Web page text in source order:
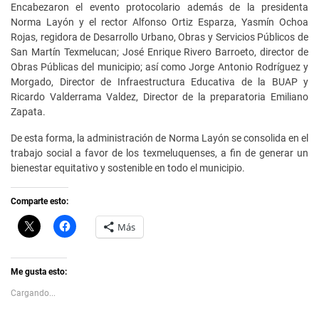
Encabezaron el evento protocolario además de la presidenta
Norma Layón y el rector Alfonso Ortiz Esparza, Yasmín Ochoa
Rojas, regidora de Desarrollo Urbano, Obras y Servicios Públicos de
San Martín Texmelucan; José Enrique Rivero Barroeto, director de
Obras Públicas del municipio; así como Jorge Antonio Rodríguez y
Morgado, Director de Infraestructura Educativa de la BUAP y
Ricardo Valderrama Valdez, Director de la preparatoria Emiliano
Zapata.
De esta forma, la administración de Norma Layón se consolida en el
trabajo social a favor de los texmeluquenses, a fin de generar un
bienestar equitativo y sostenible en todo el municipio.
Comparte esto:
C
l
k
t
s
h
H
a Más
Me gusta esto:
Cargando...